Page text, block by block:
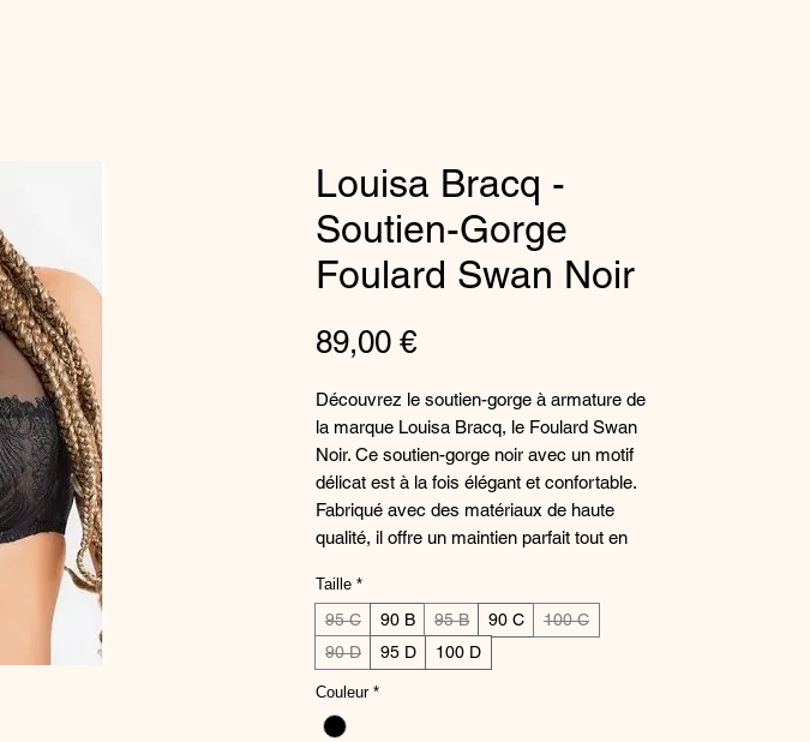
Louisa Bracq -
Soutien-Gorge
Foulard Swan Noir
89,00 €Preis
Découvrez le soutien-gorge à armature de
la marque Louisa Bracq, le Foulard Swan
Noir. Ce soutien-gorge noir avec un motif
délicat est à la fois élégant et confortable.
Fabriqué avec des matériaux de haute
qualité, il offre un maintien parfait tout en
sensualité et la féminité avec ce
magnifique sous-vêtement signé Louisa
Bracq. Parfait pour mettre en valeur votre
poitrine tout en restant élégante, ce
soutien-gorge sera un incontournable de
votre collection de lingerie.
Taille *
95 C 90 B 95 B 90 C
100 C
90 D
95 D 100 D
Couleur *